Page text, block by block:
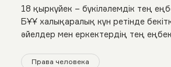
18 қыркүйек – бүкіләлемдік тең
БҰҰ халықаралық күн ретінде
әйелдер мен еркектердің тең
мәселелерді талқылайды. Біз де бұл
Права человека